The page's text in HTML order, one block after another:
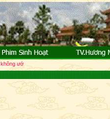
ước vọng; Quá khứ đã đoạn diệt, Tương